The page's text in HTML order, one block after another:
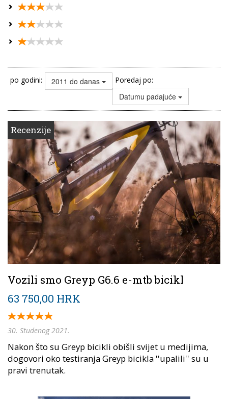
po godini: 2011 do danas Poredaj po:
Datumu padajuće
Recenzije
Vozili smo Greyp G6.6 e-mtb bicikl
63 750,00 HRK
30. Studenog 2021.
Nakon što su Greyp bicikli obišli svijet u medijima,
dogovori oko testiranja Greyp bicikla ''upalili'' su u
pravi trenutak.